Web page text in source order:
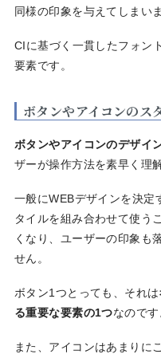
同様の印象を与えてしまいま
CIに基づく一貫したフォン
要素です。
ボタンやアイコンのス
ボタンやアイコンのデザイ
ザーが操作方法を素早く理
一般にWEBデザインを決定
タイルを組み合わせて使う
くなり、ユーザーの印象も
せん。
ボタン1つとっても、それは
る重要な要素の1つなのです
また、アイコンはあまりに